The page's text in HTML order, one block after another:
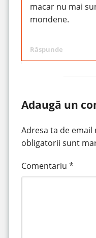
macar nu mai
mondene.
Răspunde
Adaugă un
Adresa ta de email
obligatorii sunt
Comentariu *